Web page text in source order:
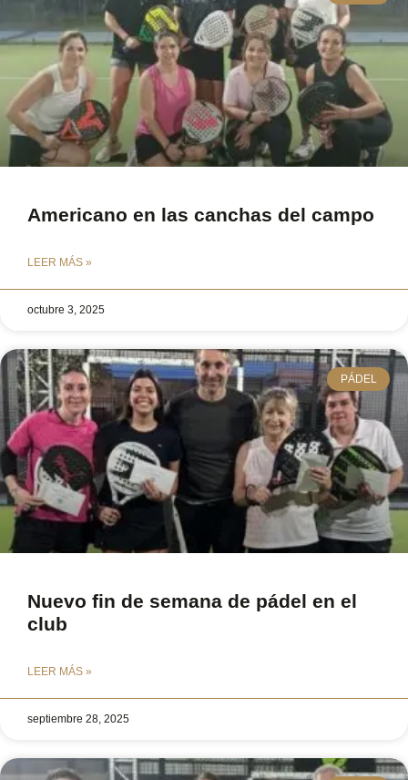
Americano en las canchas del campo
LEER MÁS »
octubre 3, 2025
PÁDEL
Nuevo fin de semana de pádel en el
club
LEER MÁS »
septiembre 28, 2025